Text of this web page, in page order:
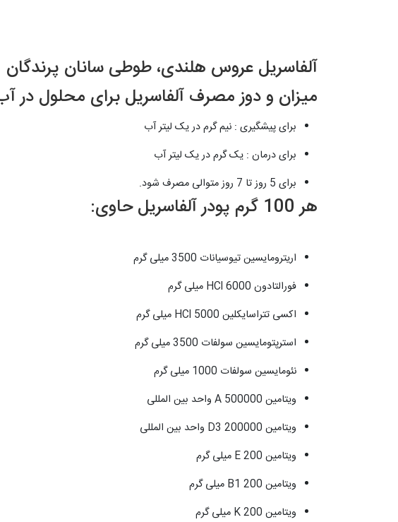
آلفاسریل عروس هلندی، طوطی سانان پرندگان
میزان و دوز مصرف آلفاسریل برای محلول در
​برای پیشگیری : نیم گرم در یک لیتر آب
برای درمان : یک گرم در یک لیتر آب
برای 5 روز تا 7 روز متوالی مصرف شود.
هر 100 گرم پودر آلفاسریل حاوی:
اریترومایسین تیوسیانات 3500 میلی گرم
فورالتادون HCl 6000 میلی گرم
اکسی تتراسایکلین HCl 5000 میلی گرم
استرپتومایسین سولفات 3500 میلی گرم
نئومایسین سولفات 1000 میلی گرم
ویتامین A 500000 واحد بین المللی
ویتامین D3 200000 واحد بین المللی
ویتامین E 200 میلی گرم
ویتامین B1 200 میلی گرم
ویتامین K 200 میلی گرم